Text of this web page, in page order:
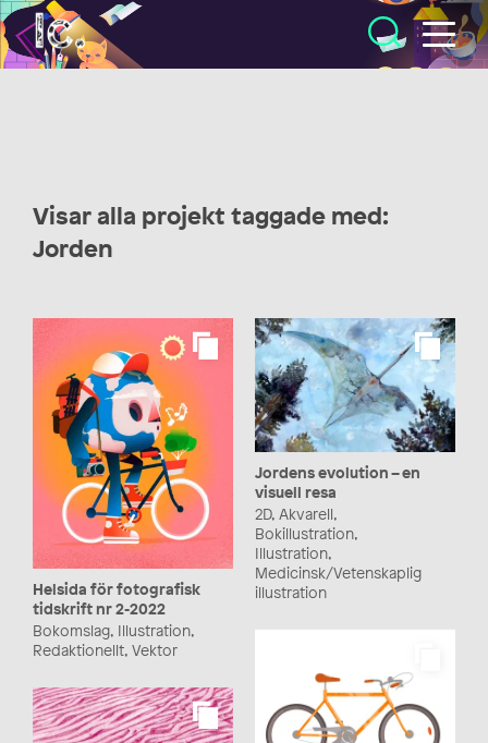
Illustratörcentrum
Visar alla projekt taggade med:
Jorden
Helsida för fotografisk
tidskrift nr 2-2022
Bokomslag, Illustration,
Redaktionellt, Vektor
Jordens evolution – en
visuell resa
2D, Akvarell,
Bokillustration,
Illustration,
Medicinsk/Vetenskaplig
illustration